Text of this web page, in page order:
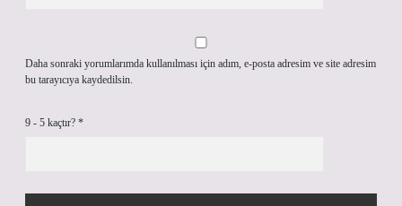
Daha sonraki yorumlarımda kullanılması için adım, e-posta adresim ve site adresim
bu tarayıcıya kaydedilsin.
9 - 5 kaçtır? *